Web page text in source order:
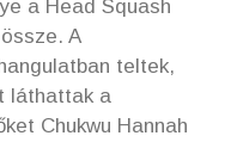
a Head Squash
A
teltek,
láthattak a
Chukwu Hannah